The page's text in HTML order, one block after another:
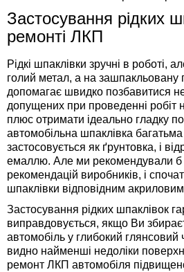
Застосування рідких
ремонті ЛКП
Рідкі шпаклівки зручні в роботі,
голий метал, а на
допомагає швидко позбавитися
допущених при проведенні робіт
плюс отримати ідеально гладку
автомобільна шпаклівка
застосовується як ґрунтовка, і
емаллю. Але ми рекомендували б
рекомендацій виробників, і
шпаклівки відповідним
Застосування рідких шпаклівок
виправдовується, якщо Ви
автомобіль у глибокий глянсовий
видно найменші недоліки
ремонт ЛКП автомобіля